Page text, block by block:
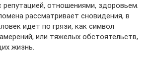
отношениями, здоровьем.
рассматривает сновидения, в
идет по грязи, как символ
или тяжелых обстоятельств,
жизнь.